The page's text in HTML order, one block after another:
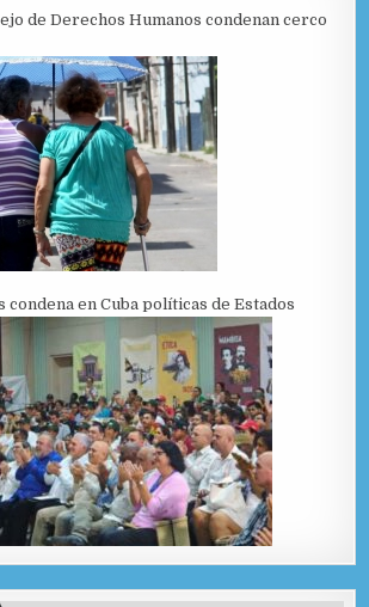
de Derechos Humanos condenan cerco
condena en Cuba políticas de Estados